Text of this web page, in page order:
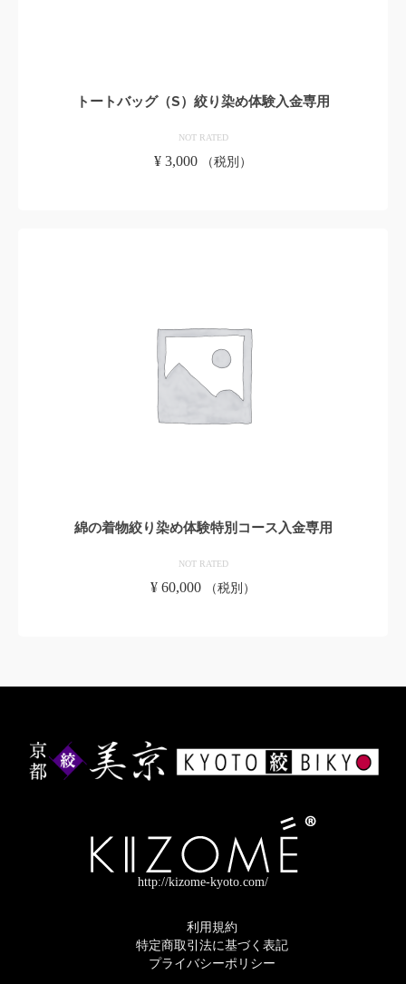
トートバッグ（S）絞り染め体験入金専用
NOT RATED
¥ 3,000 （税別）
綿の着物絞り染め体験特別コース入金専用
NOT RATED
¥ 60,000 （税別）
http://kizome-kyoto.com/
利用規約
特定商取引法に基づく表記
プライバシーポリシー